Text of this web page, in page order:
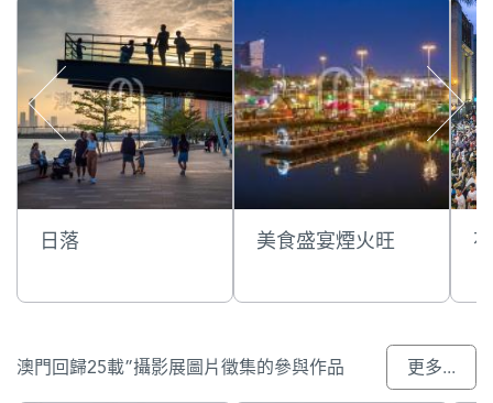
日落 美食盛宴煙火旺
澳門回歸25載”攝影展圖片徵集的參與作品 更多...